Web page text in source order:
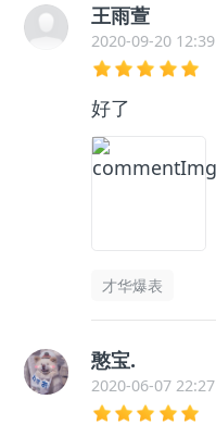
王雨萱
2020-09-20 12:39
好了
才华爆表
憨宝.
2020-06-07 22:27